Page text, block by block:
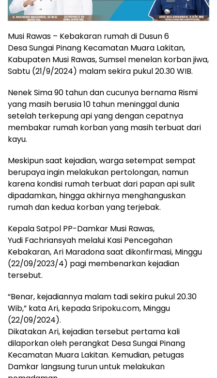
Musi Rawas – Kebakaran rumah di Dusun 6
Desa Sungai Pinang Kecamatan Muara Lakitan,
Kabupaten Musi Rawas, Sumsel menelan korban jiwa,
Sabtu (21/9/2024) malam sekira pukul 20.30 WIB.
Nenek Sima 90 tahun dan cucunya bernama Rismi
yang masih berusia 10 tahun meninggal dunia
setelah terkepung api yang dengan cepatnya
membakar rumah korban yang masih terbuat dari
kayu.
Meskipun saat kejadian, warga setempat sempat
berupaya ingin melakukan pertolongan, namun
karena kondisi rumah terbuat dari papan api sulit
dipadamkan, hingga akhirnya menghanguskan
rumah dan kedua korban yang terjebak.
Kepala Satpol PP-Damkar Musi Rawas,
Yudi Fachriansyah melalui Kasi Pencegahan
Kebakaran, Ari Maradona saat dikonfirmasi, Minggu
(22/09/2023/4) pagi membenarkan kejadian
tersebut.
“Benar, kejadiannya malam tadi sekira pukul 20.30
Wib,” kata Ari, kepada Sripoku.com, Minggu
(22/09/2024).
Dikatakan Ari, kejadian tersebut pertama kali
dilaporkan oleh perangkat Desa Sungai Pinang
Kecamatan Muara Lakitan. Kemudian, petugas
Damkar langsung turun untuk melakukan